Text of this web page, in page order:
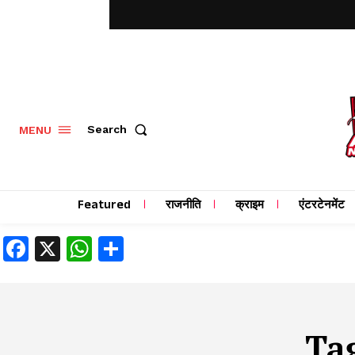
MENU Search
Featured राजनीति क्राइम एंटरटेनमेंट
Facebook
X WhatsApp